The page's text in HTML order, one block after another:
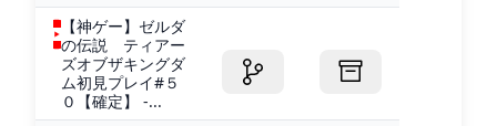
【神ゲー】ゼルダ
の伝説 ティアー
ズオブザキングダ
ム初見プレイ#５
０【確定】 -...